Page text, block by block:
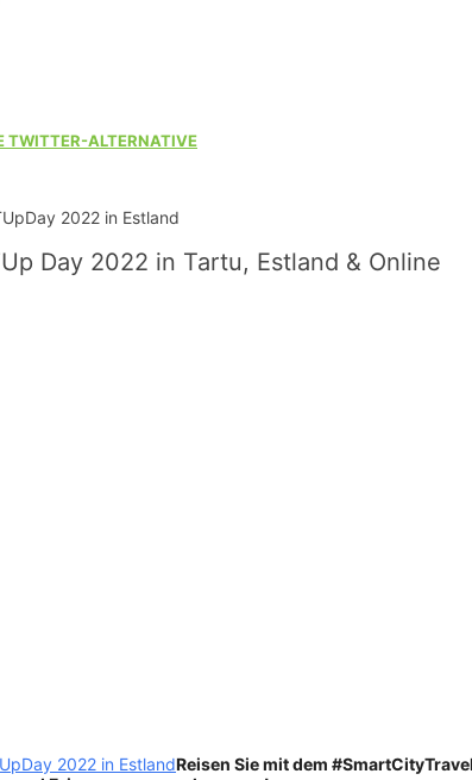
TWITTER-ALTERNATIVE
Day 2022 in Tartu, Estland & Online
Reisen Sie mit dem